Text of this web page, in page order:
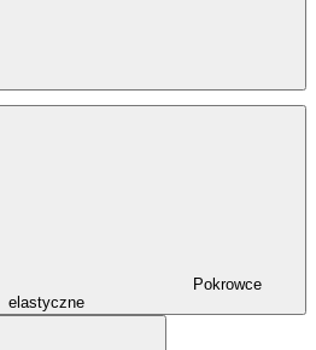
Pokrowce
elastyczne